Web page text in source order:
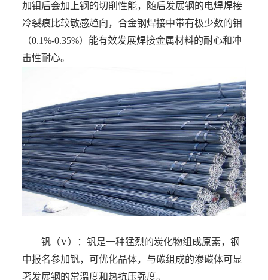
加钼后会加上钢的切削性能，随后发展钢的电焊焊接
冷裂痕比较敏感趋向，合金钢焊接中带有极少数的钼
（0.1%-0.35%）能有效发展焊接金属材料的耐心和冲
击性耐心。
钒（V）：钒是一种猛烈的炭化物组成原素，钢
中报名参加钒，可优化晶体，与碳组成的渗碳体可显
著发展钢的常溫度和热抗压强度。